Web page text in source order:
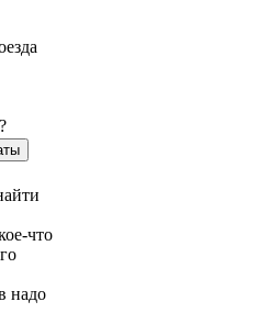
что
надо